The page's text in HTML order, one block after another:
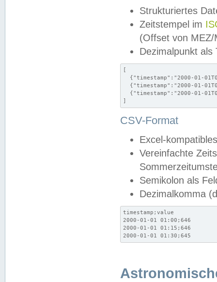
Strukturiertes
Zeitstempel im
(Offset von MEZ/
Dezimalpunkt als
[
{"timestamp":"2000-01-
{"timestamp":"2000-01-
{"timestamp":"2000-01-
]
CSV-Format
Excel-
Vereinfachte
Semikolon als
Dezimalkomma
timestamp;value
2000-01-01 01:00;646
2000-01-01 01:15;646
2000-01-01 01:30;645